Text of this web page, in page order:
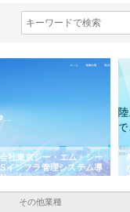
会社アクアスペースが水中
陸上まで一貫施工できる理
その他業種